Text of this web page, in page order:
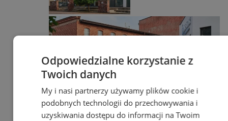
Odpowiedzialne korzystanie z
Twoich danych
My i nasi partnerzy używamy plików cookie i
podobnych technologii do przechowywania i
uzyskiwania dostępu do informacji na Twoim